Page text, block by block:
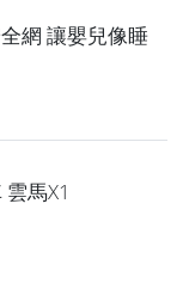
網 讓嬰兒像睡
馬X1